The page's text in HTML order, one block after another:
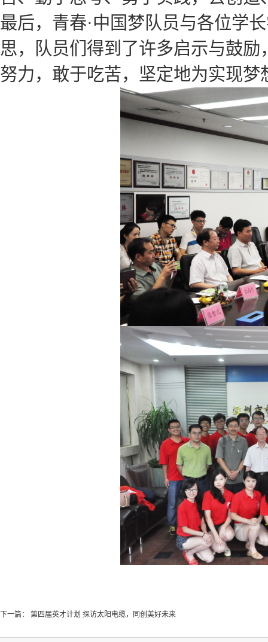
最后，青春·中国梦队员与各位学
思，队员们得到了许多启示与鼓
努力，敢于吃苦，坚定地为实现梦
下一篇： 第四届英才计划 探访太阳电缆，同创美好未来